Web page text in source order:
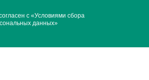
с «Условиями сбора
данных»